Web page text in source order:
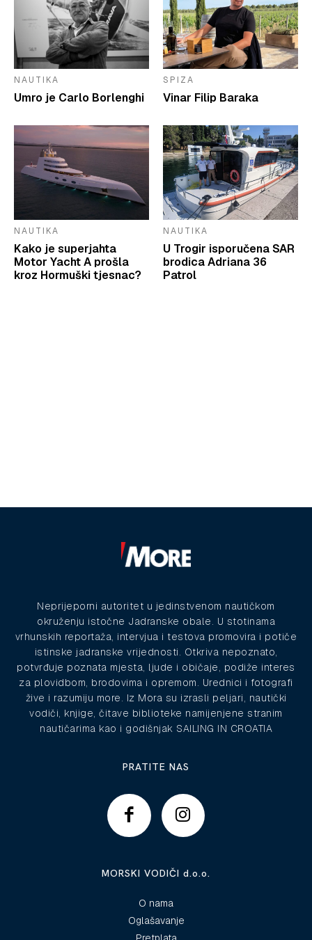
NAUTIKA
Umro je Carlo Borlenghi
SPIZA
Vinar Filip Baraka
NAUTIKA
Kako je superjahta
Motor Yacht A prošla
kroz Hormuški tjesnac?
NAUTIKA
U Trogir isporučena SAR
brodica Adriana 36
Patrol
Neprijeporni autoritet u jedinstvenom nautičkom
okruženju istočne Jadranske obale. U stotinama
vrhunskih reportaža, intervjua i testova promovira i potiče
istinske jadranske vrijednosti. Otkriva nepoznato,
potvrđuje poznata mjesta, ljude i običaje, podiže interes
za plovidbom, brodovima i opremom. Urednici i fotografi
žive i razumiju more. Iz Mora su izrasli peljari, nautički
vodiči, knjige, čitave biblioteke namijenjene stranim
nautičarima kao i godišnjak SAILING IN CROATIA
PRATITE NAS
MORSKI VODIČI d.o.o.
O nama
Oglašavanje